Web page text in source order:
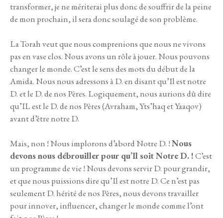
transformer, je ne mériterai plus donc de souffrir de la peine
de mon prochain, il sera donc soulagé de son problème.
La Torah veut que nous comprenions que nous ne vivons
pas en vase clos.Nous avons un rôle à jouer. Nous pouvons
changer le monde. C’est le sens des mots du début de la
Amida. Nous nous adressons à D. en disant qu’Il est notre
D. et le D. de nos Pères. Logiquement, nous aurions dû dire
qu’IL est le D. de nos Pères (Avraham, Yts’haq et Yaaqov)
avant d’être notre D.
Mais, non ! Nous implorons d’abord Notre D. !Nous
devons nous débrouiller pour qu’Il soit Notre D. !C’est
un programme de vie ! Nous devons servir D. pour grandir,
et que nous puissions dire qu’Il est notre D. Ce n’est pas
seulement D. hérité de nos Pères, nous devons travailler
pour innover, influencer, changer le monde comme l’ont